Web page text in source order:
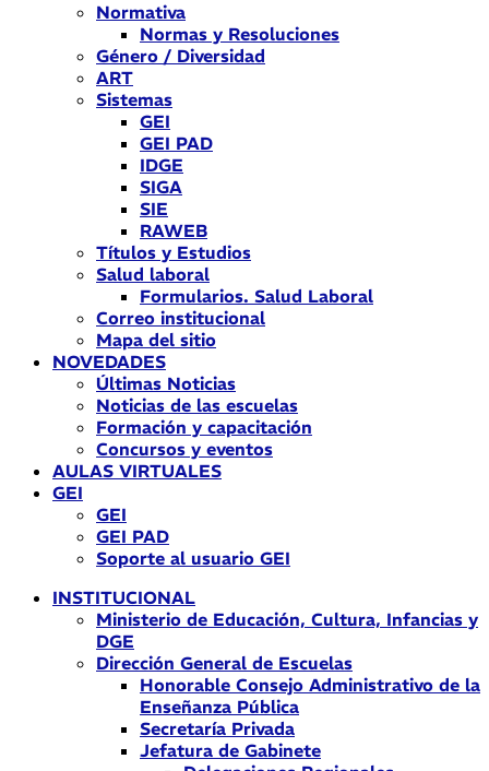
Normativa
Normas y Resoluciones
Género / Diversidad
ART
Sistemas
GEI
GEI PAD
IDGE
SIGA
SIE
RAWEB
Títulos y Estudios
Salud laboral
Formularios. Salud Laboral
Correo institucional
Mapa del sitio
NOVEDADES
Últimas Noticias
Noticias de las escuelas
Formación y capacitación
Concursos y eventos
AULAS VIRTUALES
GEI
GEI
GEI PAD
Soporte al usuario GEI
INSTITUCIONAL
Ministerio de Educación, Cultura, Infancias y
DGE
Dirección General de Escuelas
Honorable Consejo Administrativo de la
Enseñanza Pública
Secretaría Privada
Jefatura de Gabinete